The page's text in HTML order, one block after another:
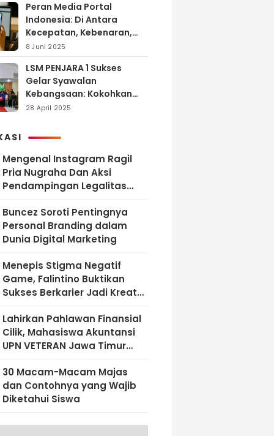
Peran Media Portal
Indonesia: Di Antara
Kecepatan, Kebenaran,
dan Tanggung Jawab
8 Juni 2025
LSM PENJARA 1 Sukses
Gelar Syawalan
Kebangsaan: Kokohkan
Tekad Melawan Korupsi
28 April 2025
Mengenal Instagram Ragil
Pria Nugraha Dan Aksi
Pendampingan Legalitas
‎Buncez Soroti Pentingnya
Personal Branding dalam
Dunia Digital Marketing
Menepis Stigma Negatif
Game, Falintino Buktikan
Sukses Berkarier Jadi Kreator
Lahirkan Pahlawan Finansial
Cilik, Mahasiswa Akuntansi
UPN VETERAN Jawa Timur
Dengan Literasi Keuangan
Sejak Dini
30 Macam-Macam Majas
dan Contohnya yang Wajib
Diketahui Siswa